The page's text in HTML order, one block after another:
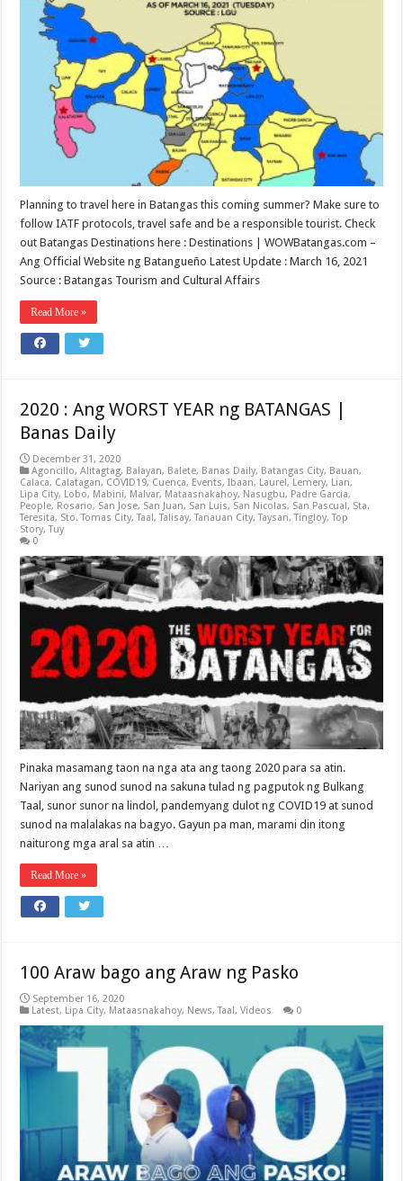
Planning to travel here in Batangas this coming summer? Make sure to
follow IATF protocols, travel safe and be a responsible tourist. Check
out Batangas Destinations here : Destinations | WOWBatangas.com –
Ang Official Website ng Batangueño Latest Update : March 16, 2021
Source : Batangas Tourism and Cultural Affairs
Read More »
2020 : Ang WORST YEAR ng BATANGAS |
Banas Daily
December 31, 2020
Agoncillo,Alitagtag, Balayan, Balete, Banas Daily, Batangas City, Bauan,
Calaca, Calatagan, COVID19, Cuenca, Events,Ibaan, Laurel, Lemery, Lian,
Lipa City, Lobo, Mabini, Malvar, Mataasnakahoy, Nasugbu, Padre Garcia,
People, Rosario, San Jose, San Juan, San Luis, San Nicolas, San Pascual, Sta.
Teresita, Sto. Tomas City,Taal,Talisay,Tanauan City,Taysan,Tingloy,Top
Story,Tuy
0
Pinaka masamang taon na nga ata ang taong 2020 para sa atin.
Nariyan ang sunod sunod na sakuna tulad ng pagputok ng Bulkang
Taal, sunor sunor na lindol, pandemyang dulot ng COVID19 at sunod
sunod na malalakas na bagyo. Gayun pa man, marami din itong
naiturong mga aral sa atin …
Read More »
100 Araw bago ang Araw ng Pasko
September 16, 2020
Latest, Lipa City, Mataasnakahoy, News,Taal,Videos 0